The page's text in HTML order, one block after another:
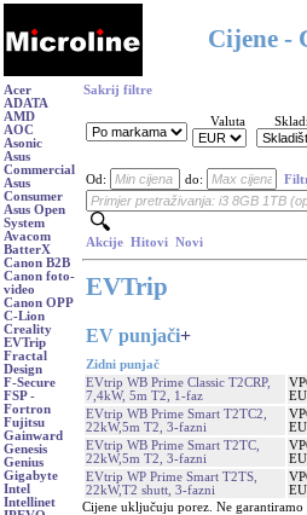
Cijene -
Acer
ADATA
AMD
AOC
Asonic
Asus
Commercial
Asus
Consumer
Asus Open
System
Avacom
BatterX
Canon B2B
Canon foto-
video
Canon OPP
C-Lion
Creality
EVTrip
Fractal
Design
F-Secure
FSP -
Fortron
Fujitsu
Gainward
Genesis
Genius
Gigabyte
Intel
Intellinet
Sakrij filtre
Valuta
Od: do:
Akcije Hitovi Novi
EVTrip
EV punjači+
Zidni punjač
EVtrip WB Prime Classic T2CRP,
7,4kW, 5m T2, 1-faz
EVtrip WB Prime Smart T2TC2,
22kW,5m T2, 3-fazni
EVtrip WB Prime Smart T2TC,
22kW,5m T2, 3-fazni
EVtrip WP Prime Smart T2TS,
22kW,T2 shutt, 3-fazni
Cijene uključuju porez. Ne